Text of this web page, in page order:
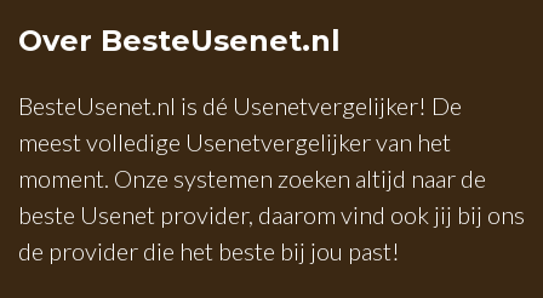
Over BesteUsenet.nl
BesteUsenet.nl is dé Usenetvergelijker! De
meest volledige Usenetvergelijker van het
moment. Onze systemen zoeken altijd naar de
beste Usenet provider, daarom vind ook jij bij ons
de provider die het beste bij jou past!